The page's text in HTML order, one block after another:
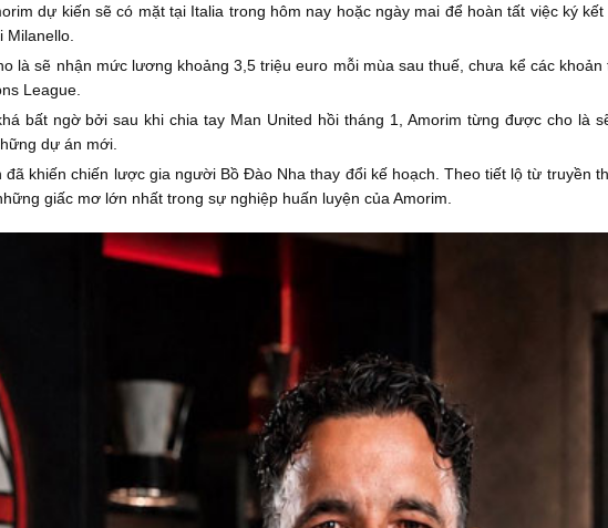
dự kiến sẽ có mặt tại Italia trong hôm nay hoặc ngày mai để hoàn tất việc ký
Milanello.
là sẽ nhận mức lương khoảng 3,5 triệu euro mỗi mùa sau thuế, chưa kể các
League.
bất ngờ bởi sau khi chia tay Man United hồi tháng 1, Amorim từng được cho là
dự án mới.
đã khiến chiến lược gia người Bồ Đào Nha thay đổi kế hoạch. Theo tiết lộ từ truyền
giấc mơ lớn nhất trong sự nghiệp huấn luyện của Amorim.